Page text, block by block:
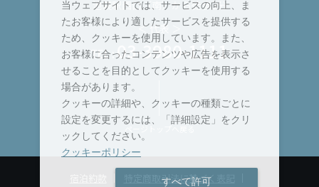
池袋駅西口（南）から徒歩3分
＜ 代表 ＞
TEL :03-3980-1111
特定商取引法に基づく表記
当ウェブサイトでは、サービスの向上、ま
たお客様により適したサービスを提供する
ため、クッキーを使用しています。また、
お客様に合ったコンテンツや広告を表示さ
せることを目的としてクッキーを使用する
場合があります。
クッキーの詳細や、クッキーの種類ごとに
設定を変更するには、「詳細設定」をクリ
ックしてください。
クッキーポリシー
すべて許可